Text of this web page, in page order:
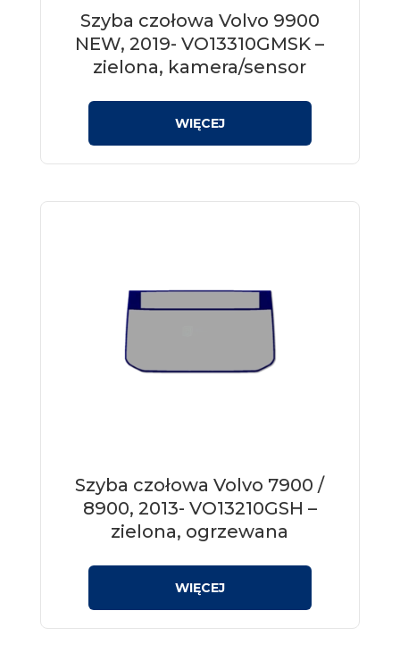
Szyba czołowa Volvo 9900
NEW, 2019- VO13310GMSK –
zielona, kamera/sensor
Szyba czołowa Volvo 7900 /
8900, 2013- VO13210GSH –
zielona, ogrzewana